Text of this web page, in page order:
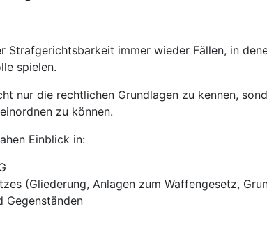
immer wieder Fällen, in
spielen.
nur die rechtlichen Grundlagen zu kennen,
zu können.
Einblick in:
(Gliederung, Anlagen zum Waffengesetz,
Gegenständen